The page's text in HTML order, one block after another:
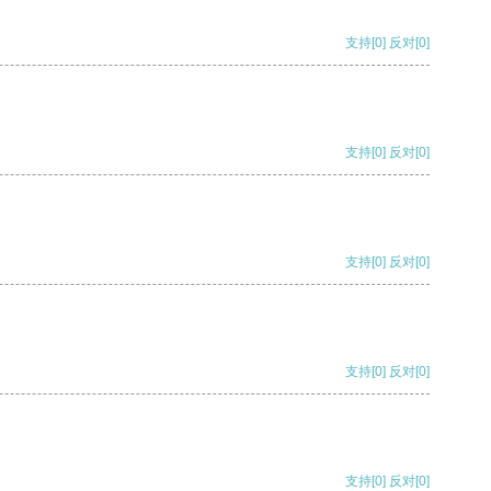
支持[0] 反对[0]
支持[0] 反对[0]
支持[0] 反对[0]
支持[0] 反对[0]
支持[0] 反对[0]